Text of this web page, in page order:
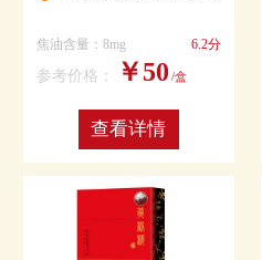
焦油含量：8mg 6.2分
参考价格： ￥50 /盒
查看详情